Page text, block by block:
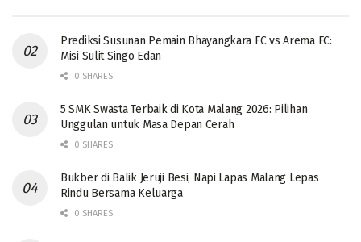
Prediksi Susunan Pemain Bhayangkara FC vs Arema FC:
Misi Sulit Singo Edan
0 SHARES
5 SMK Swasta Terbaik di Kota Malang 2026: Pilihan
Unggulan untuk Masa Depan Cerah
0 SHARES
Bukber di Balik Jeruji Besi, Napi Lapas Malang Lepas
Rindu Bersama Keluarga
0 SHARES